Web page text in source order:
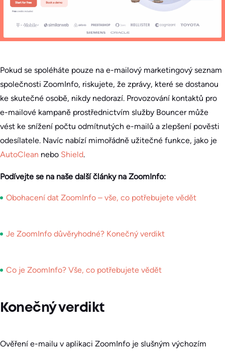
Pokud se spoléháte pouze na e-mailový marketingový seznam
společnosti ZoomInfo, riskujete, že zprávy, které se dostanou
ke skutečné osobě, nikdy nedorazí. Provozování kontaktů pro
e-mailové kampaně prostřednictvím služby Bouncer může
vést ke snížení počtu odmítnutých e-mailů a zlepšení pověsti
odesílatele. Navíc nabízí mimořádně užitečné funkce, jako je
AutoClean nebo Shield.
Podívejte se na naše další články na ZoomInfo:
Obohacení dat ZoomInfo – vše, co potřebujete vědět
Je ZoomInfo důvěryhodné? Konečný verdikt
Co je ZoomInfo? Vše, co potřebujete vědět
Konečný verdikt
Ověření e-mailu v aplikaci ZoomInfo je slušným výchozím